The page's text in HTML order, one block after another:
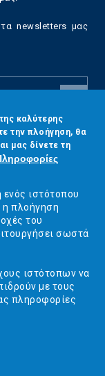
newsletters μας
καλύτερης
την πλοήγηση, θα
μας δίνετε τη
ιστότοπου
η πλοήγηση
του
σωστά
ιστότοπων να
με τους
πληροφορίες